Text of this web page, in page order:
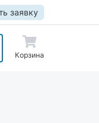
заявку
Корзина